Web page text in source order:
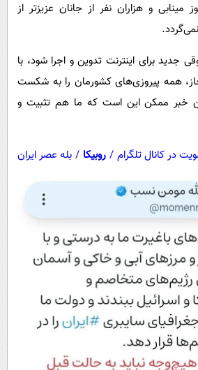
اجتماعی
سیاست خارجی
مینابی و هزاران نفر از جانان عزیزتر از
جدید برای اینترنت تدوین و اجرا شود، با
همه پیروزی‌های کشورمان را به شکست
خبر ممکن این است که ما هم تثبیت و
در کانال تلگرام / روبیکا / بله عصر ایران